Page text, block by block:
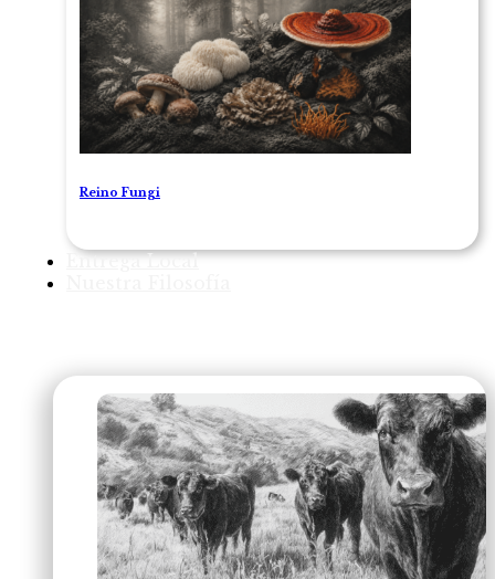
Reino Fungi
Entrega Local